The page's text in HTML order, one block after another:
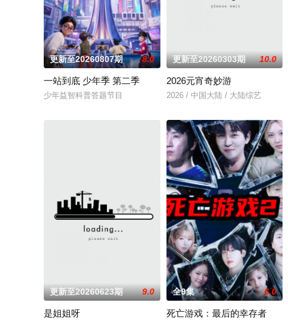
更新至20260807期 8.0
一站到底 少年季 第二季
少年益智科普答题节目
更新至20260303期 10.0
2026元宵奇妙游
2026 / 中国大陆 / 大陆综艺
更新至20260623期 9.0
是姐姐呀
全9集 6.0
死亡游戏：最后的幸存者